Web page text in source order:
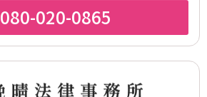
080-020-0865